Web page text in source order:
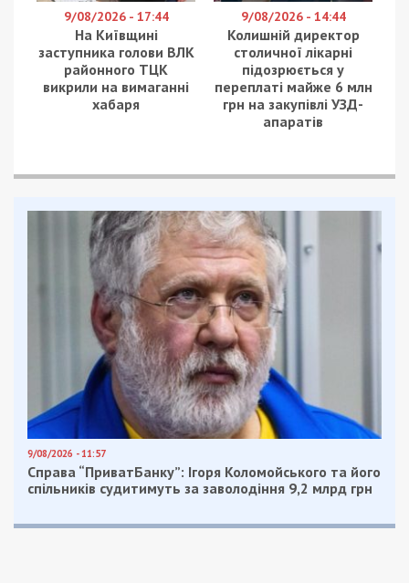
9/08/2026 - 17:44
На Київщині
заступника голови ВЛК
районного ТЦК
викрили на вимаганні
хабаря
9/08/2026 - 14:44
Колишній директор
столичної лікарні
підозрюється у
переплаті майже 6 млн
грн на закупівлі УЗД-
апаратів
9/08/2026 - 11:57
Справа “ПриватБанку”: Ігоря Коломойського та його
спільників судитимуть за заволодіння 9,2 млрд грн